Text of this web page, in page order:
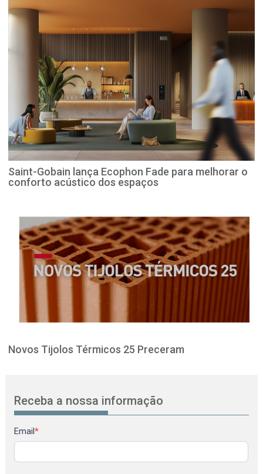
Saint-Gobain lança Ecophon Fade para melhorar o
conforto acústico dos espaços
Novos Tijolos Térmicos 25 Preceram
Receba a nossa informação
Newsletter
Email*